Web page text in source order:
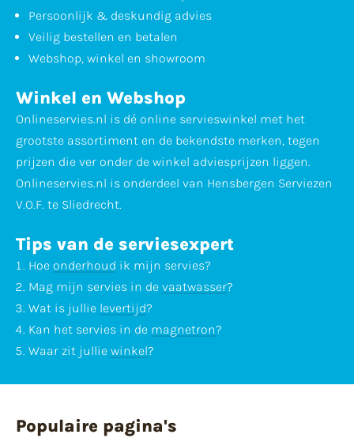
Persoonlijk & deskundig advies
Veilig bestellen en betalen
Webshop, winkel en showroom
Winkel en Webshop
Onlineservies.nl is dé online servieswinkel met het
grootste assortiment en de bekendste merken, tegen
prijzen die ver onder de winkel adviesprijzen liggen.
Onlineservies.nl is onderdeel van Hensbergen Serviezen
V.O.F. te Sliedrecht.
Tips van de serviesexpert
Hoe onderhoud ik mijn servies?
Mag mijn servies in de vaatwasser?
Wat is jullie levertijd?
Kan het servies in de magnetron?
Waar zit jullie winkel?
Populaire pagina's